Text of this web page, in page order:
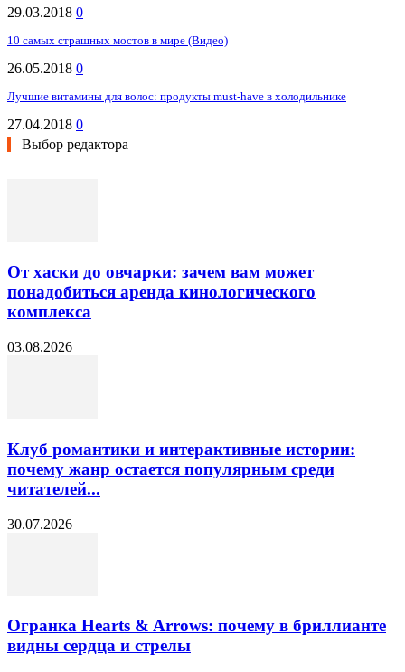
29.03.2018 0
10 самых страшных мостов в мире (Видео)
26.05.2018 0
Лучшие витамины для волос: продукты must-have в холодильнике
27.04.2018 0
Выбор редактора
От хаски до овчарки: зачем вам может
понадобиться аренда кинологического
комплекса
03.08.2026
Клуб романтики и интерактивные истории:
почему жанр остается популярным среди
читателей...
30.07.2026
Огранка Hearts & Arrows: почему в бриллианте
видны сердца и стрелы